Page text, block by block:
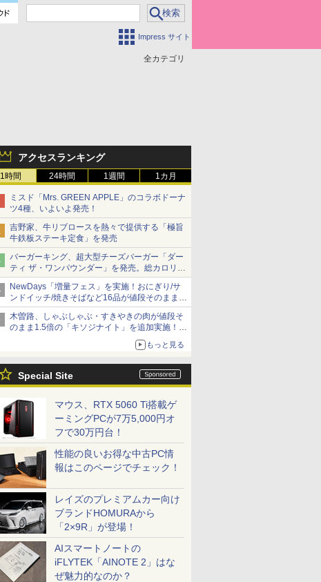
Impress サイト
全カテゴリ
アクセスランキング
1時間 24時間 1週間 1カ月
ミスド「Mrs. GREEN APPLE」のコラボドーナ
ツ4種、いよいよ発売！
吉野家、牛リブロースを熱々で提供する「極旨
牛鉄板ステーキ定食」を発売
バーガーキング、超大型チーズバーガー「ダー
ティ ザ・ワンパウンダー」を発売。総カロリー
約1656kcal、総重量約527g！
NewDays「増量フェス」を実施！おにぎり/サ
ンドイッチ/焼きそばなど16品が値段そのままで
ボリュームアップ
木曽路、しゃぶしゃぶ・すきやきの肉が値段そ
のまま1.5倍の「キソジナイト」を追加実施！
もっと見る
Special Site
マウス、RTX 5060 Ti搭載ゲ
ーミングPCが7万5,000円オ
フで30万円台！
性能の良いお得な中古PC情
報はこのページでチェック！
レイズのプレミアムカー向け
ブランドHOMURAから
「2×9R」が登場！
AIスマートノートの
iFLYTEK「AINOTE 2」はな
ぜ魅力的なのか？